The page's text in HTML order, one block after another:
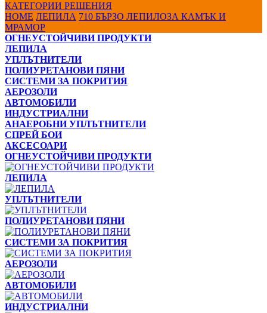
КАТЕГОРИИ РЕШЕНИЯ
HOME ЛЕПИЛА 710 БЪРЗО ЛЕПИЛОЗА КАМЪК И
МРАМОP
ОГНЕУСТОЙЧИВИ ПРОДУКТИ
ЛЕПИЛА
УПЛЪТНИТЕЛИ
ПОЛИУРЕТАНОВИ ПЯНИ
СИСТЕМИ ЗА ПОКРИТИЯ
АЕРОЗОЛИ
АВТОМОБИЛИ
ИНДУСТРИАЛНИ
АНАЕРОБНИ УПЛЪТНИТЕЛИ
СПРЕЙ БОИ
АКСЕСОАРИ
ОГНЕУСТОЙЧИВИ ПРОДУКТИ
ЛЕПИЛА
УПЛЪТНИТЕЛИ
ПОЛИУРЕТАНОВИ ПЯНИ
СИСТЕМИ ЗА ПОКРИТИЯ
АЕРОЗОЛИ
АВТОМОБИЛИ
ИНДУСТРИАЛНИ